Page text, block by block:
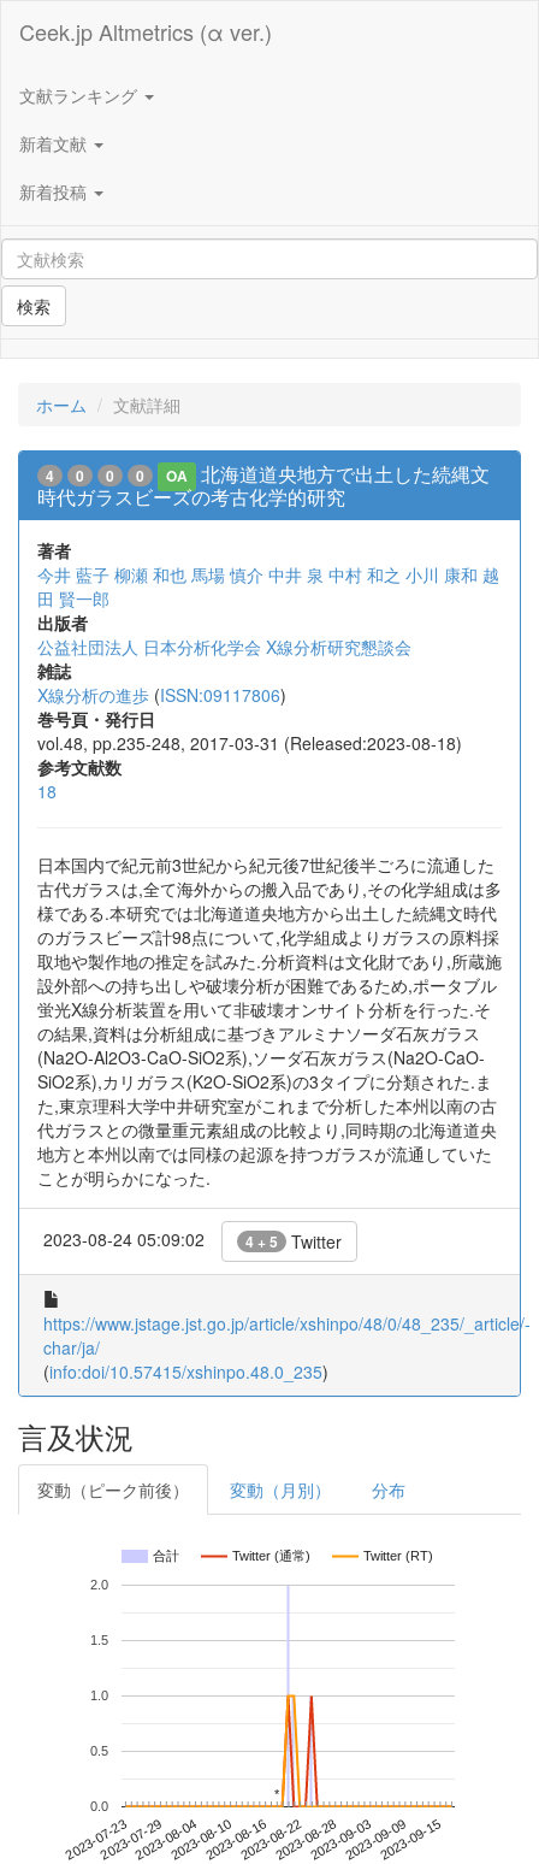
Ceek.jp Altmetrics (α ver.)
文献ランキング
新着文献
新着投稿
検索
ホーム 文献詳細
4 0 0 0 OA
北海道道央地方で出土した続縄文
時代ガラスビーズの考古化学的研究
著者
今井 藍子 柳瀬 和也 馬場 慎介 中井 泉 中村 和之 小川 康和 越
田 賢一郎
出版者
公益社団法人 日本分析化学会 X線分析研究懇談会
雑誌
X線分析の進歩 (ISSN:09117806)
巻号頁・発行日
vol.48, pp.235-248, 2017-03-31 (Released:2023-08-18)
参考文献数
18
日本国内で紀元前3世紀から紀元後7世紀後半ごろに流通した
古代ガラスは,全て海外からの搬入品であり,その化学組成は多
様である.本研究では北海道道央地方から出土した続縄文時代
のガラスビーズ計98点について,化学組成よりガラスの原料採
取地や製作地の推定を試みた.分析資料は文化財であり,所蔵施
設外部への持ち出しや破壊分析が困難であるため,ポータブル
蛍光X線分析装置を用いて非破壊オンサイト分析を行った.そ
の結果,資料は分析組成に基づきアルミナソーダ石灰ガラス
(Na2O-Al2O3-CaO-SiO2系),ソーダ石灰ガラス(Na2O-CaO-
SiO2系),カリガラス(K2O-SiO2系)の3タイプに分類された.ま
た,東京理科大学中井研究室がこれまで分析した本州以南の古
代ガラスとの微量重元素組成の比較より,同時期の北海道道央
地方と本州以南では同様の起源を持つガラスが流通していた
ことが明らかになった.
2023-08-24 05:09:02 4 + 5 Twitter
https://www.jstage.jst.go.jp/article/xshinpo/48/0/48_235/_article/-
char/ja/
(info:doi/10.57415/xshinpo.48.0_235)
言及状況
変動（ピーク前後） 変動（月別） 分布
合計 Twitter (通常) Twitter (RT)
2023-07-232023-07-292023-08-042023-08-102023-08-162023-08-222023-08-282023-09-032023-09-092023-09-15
0.0
0.5
1.0
1.5
2.0
**